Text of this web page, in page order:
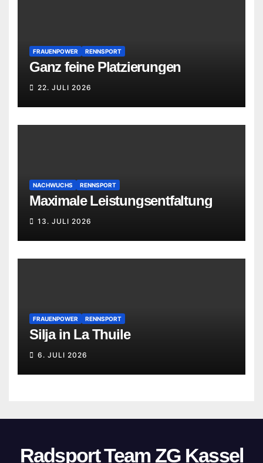
FRAUENPOWER RENNSPORT
Ganz feine Platzierungen
22. JULI 2026
NACHWUCHS RENNSPORT
Maximale Leistungsentfaltung
13. JULI 2026
FRAUENPOWER RENNSPORT
Silja in La Thuile
6. JULI 2026
Radsport Team ZG Kassel